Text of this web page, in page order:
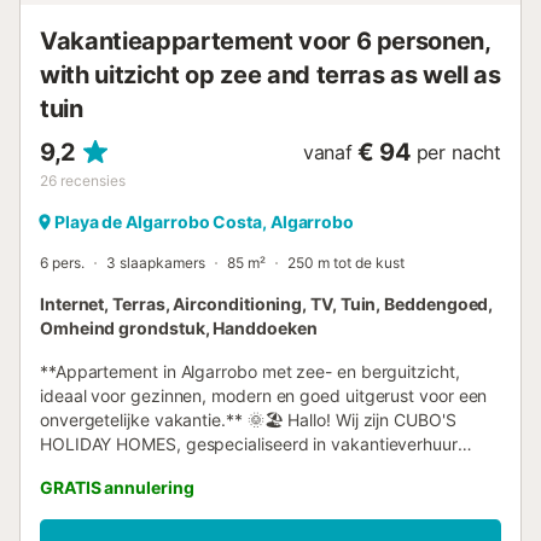
Vakantieappartement voor 6 personen,
with uitzicht op zee and terras as well as
tuin
9,2
26 recensies
vanaf € 94 per nacht
Playa de Algarrobo Costa, Algarrobo
6 pers. 3 slaapkamers 85 m² 250 m tot de kust
Internet, Terras, Airconditioning, TV, Tuin, Beddengoed,
Omheind grondstuk, Handdoeken
**Appartement in Algarrobo met zee- en berguitzicht,
ideaal voor gezinnen, modern en goed uitgerust voor een
onvergetelijke vakantie.** 🌞🏖️ Hallo! Wij zijn CUBO'S
HOLIDAY HOMES, gespecialiseerd in vakantieverhuur
met 3 slaapkamers** en een capaciteit voor 6 personen,
gelegen op de zevende verdieping en met een prachtig
GRATIS annulering